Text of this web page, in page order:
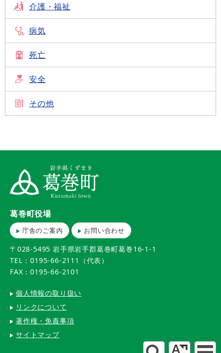
介護・福祉
病気
死亡
安全
その他
葛巻町役場
庁舎のご案内 お問い合わせ
〒028-5495 岩手県岩手郡葛巻町葛巻16-1-1
TEL：0195-66-2111（代表）
FAX：0195-66-2101
個人情報の取り扱い
リンクについて
著作権・免責事項
サイトマップ